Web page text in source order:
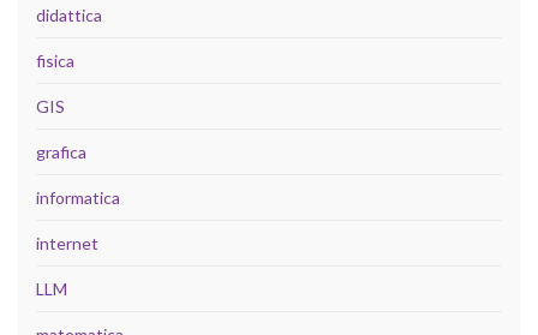
didattica
fisica
GIS
grafica
informatica
internet
LLM